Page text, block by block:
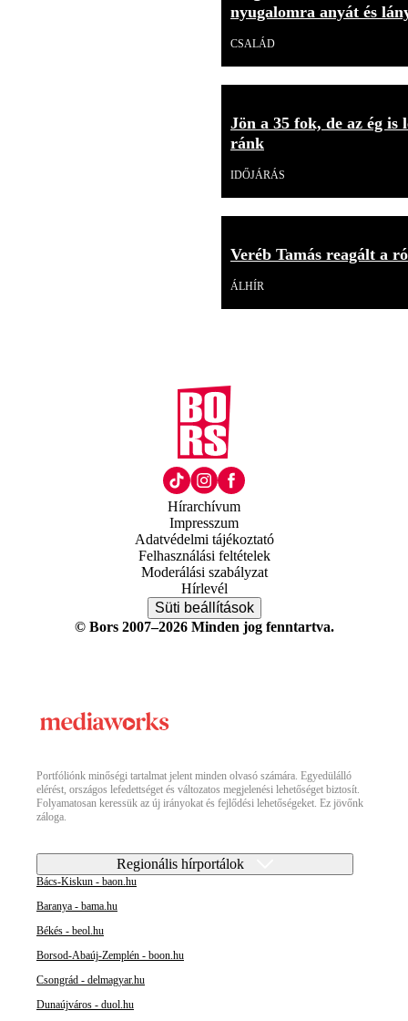
nyugalomra anyát és
CSALÁD
Jön a 35 fok, de az ég
ránk
IDŐJÁRÁS
Veréb Tamás reagált a
ÁLHÍR
Hírarchívum
Impresszum
Adatvédelmi tájékoztató
Felhasználási feltételek
Moderálási szabályzat
Hírlevél
Süti beállítások
© Bors 2007–2026 Minden jog fenntartva.
Portfóliónk minőségi tartalmat jelent minden olvasó számára. Egyedülálló
elérést, országos lefedettséget és változatos megjelenési lehetőséget biztosít.
Folyamatosan keressük az új irányokat és fejlődési lehetőségeket. Ez jövőnk
záloga.
Regionális hírportálok
Bács-Kiskun - baon.hu
Baranya - bama.hu
Békés - beol.hu
Borsod-Abaúj-Zemplén - boon.hu
Csongrád - delmagyar.hu
Dunaújváros - duol.hu